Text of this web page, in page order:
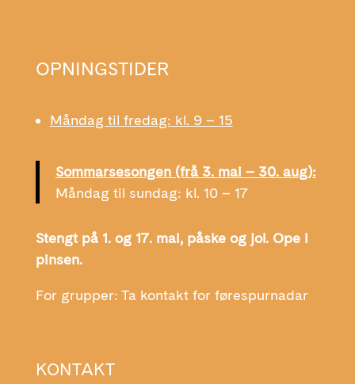
OPNINGSTIDER
Måndag til fredag: kl. 9 – 15
Sommarsesongen (frå 3. mai – 30. aug):
Måndag til sundag: kl. 10 – 17
Stengt på 1. og 17. mai, påske og jol. Ope i
pinsen.
For grupper: Ta kontakt for førespurnadar
KONTAKT